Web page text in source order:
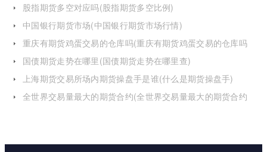
股指期货多空对应吗(股指期货多空比例)
中国银行期货市场(中国银行期货市场行情)
重庆有期货鸡蛋交易的仓库吗(重庆有期货鸡蛋交易的仓库吗
国债期货走势在哪里(国债期货走势在哪里查)
上海期货交易所场内期货操盘手是谁(什么是期货操盘手)
全世界交易量最大的期货合约(全世界交易量最大的期货合约